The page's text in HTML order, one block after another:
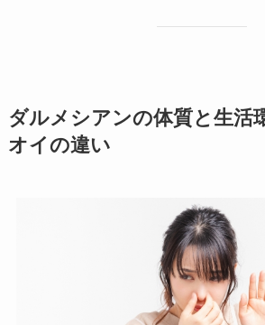
ダルメシアンの体質と生活
オイの違い